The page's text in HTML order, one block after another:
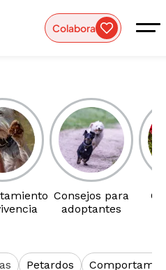
Colabora
Consejos para
adoptantes
Petardos